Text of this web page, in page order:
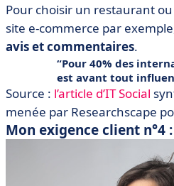
Pour choisir un restaurant
site e-commerce par
avis et commentaires.
Pour 40% des
est avant tout
Source : l’article d’IT Social
menée par Researchscape
Mon exigence client n°4